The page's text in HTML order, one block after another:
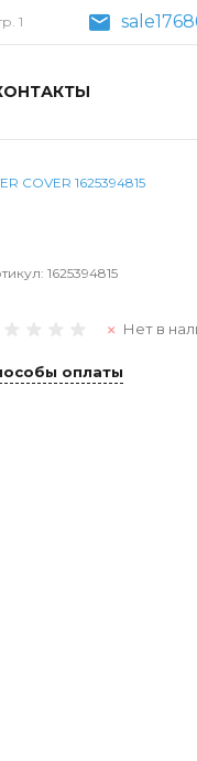
1
COVER 1625394815
1625394815
Нет в
оплаты